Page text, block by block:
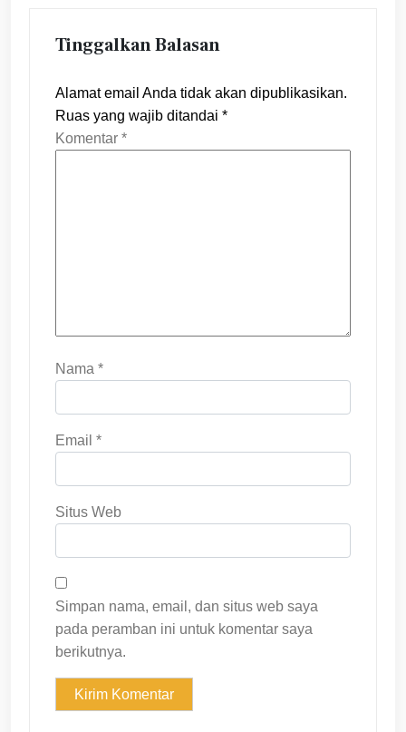
Tinggalkan Balasan
Alamat email Anda tidak akan dipublikasikan.
Ruas yang wajib ditandai *
Komentar *
Nama *
Email *
Situs Web
Simpan nama, email, dan situs web saya
pada peramban ini untuk komentar saya
berikutnya.